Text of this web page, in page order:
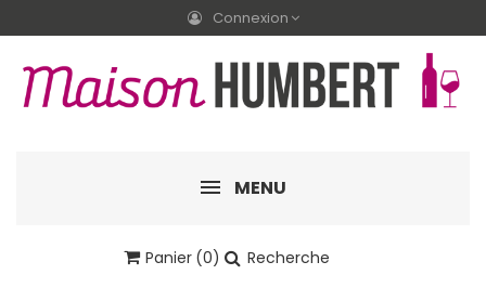
Connexion
MENU
Panier (0) Recherche